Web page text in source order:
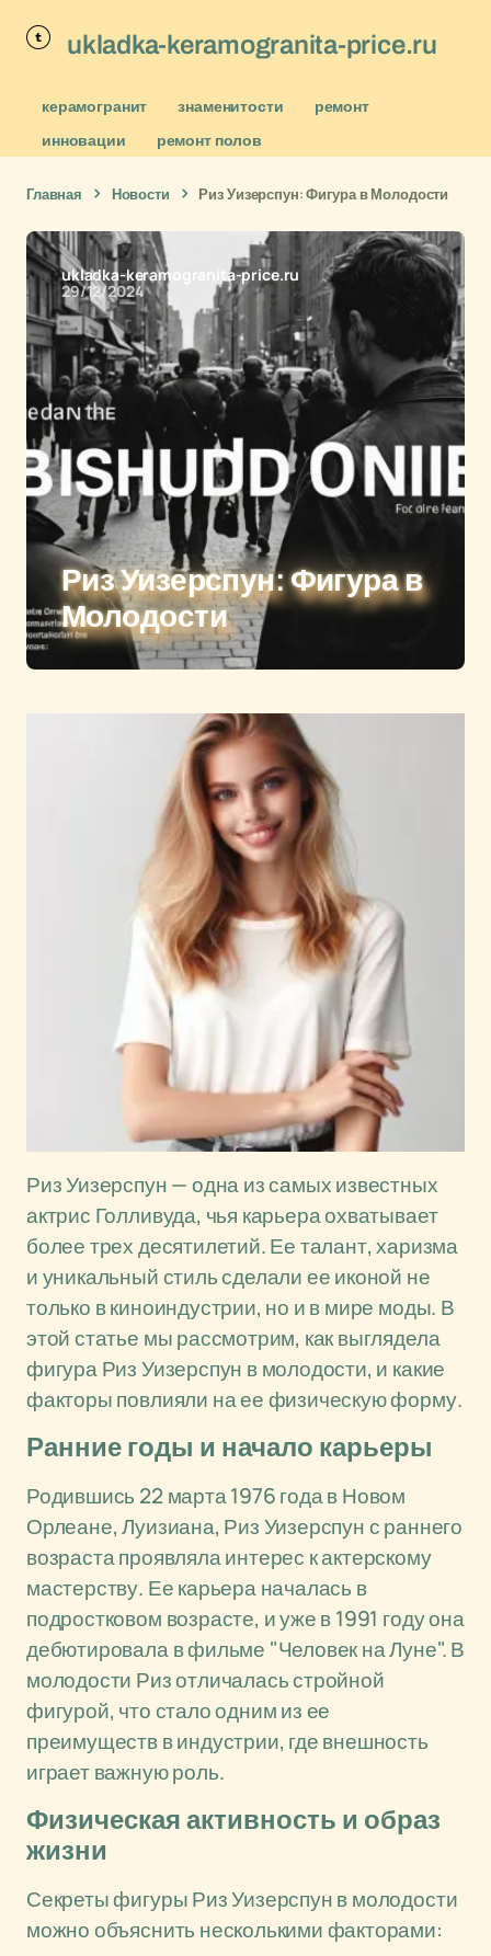
ukladka-keramogranita-price.ru
керамогранит знаменитости
ремонт
инновации
ремонт полов
Главная Новости Риз Уизерспун: Фигура в Молодости
ukladka-keramogranita-price.ru
29/12/2024
Риз Уизерспун: Фигура в
Молодости
Риз Уизерспун — одна из самых известных
актрис Голливуда, чья карьера охватывает
более трех десятилетий. Ее талант, харизма
и уникальный стиль сделали ее иконой не
только в киноиндустрии, но и в мире моды. В
этой статье мы рассмотрим, как выглядела
фигура Риз Уизерспун в молодости, и какие
факторы повлияли на ее физическую форму.
Ранние годы и начало карьеры
Родившись 22 марта 1976 года в Новом
Орлеане, Луизиана, Риз Уизерспун с раннего
возраста проявляла интерес к актерскому
мастерству. Ее карьера началась в
подростковом возрасте, и уже в 1991 году она
дебютировала в фильме "Человек на Луне". В
молодости Риз отличалась стройной
фигурой, что стало одним из ее
преимуществ в индустрии, где внешность
играет важную роль.
Физическая активность и образ
жизни
Секреты фигуры Риз Уизерспун в молодости
можно объяснить несколькими факторами: